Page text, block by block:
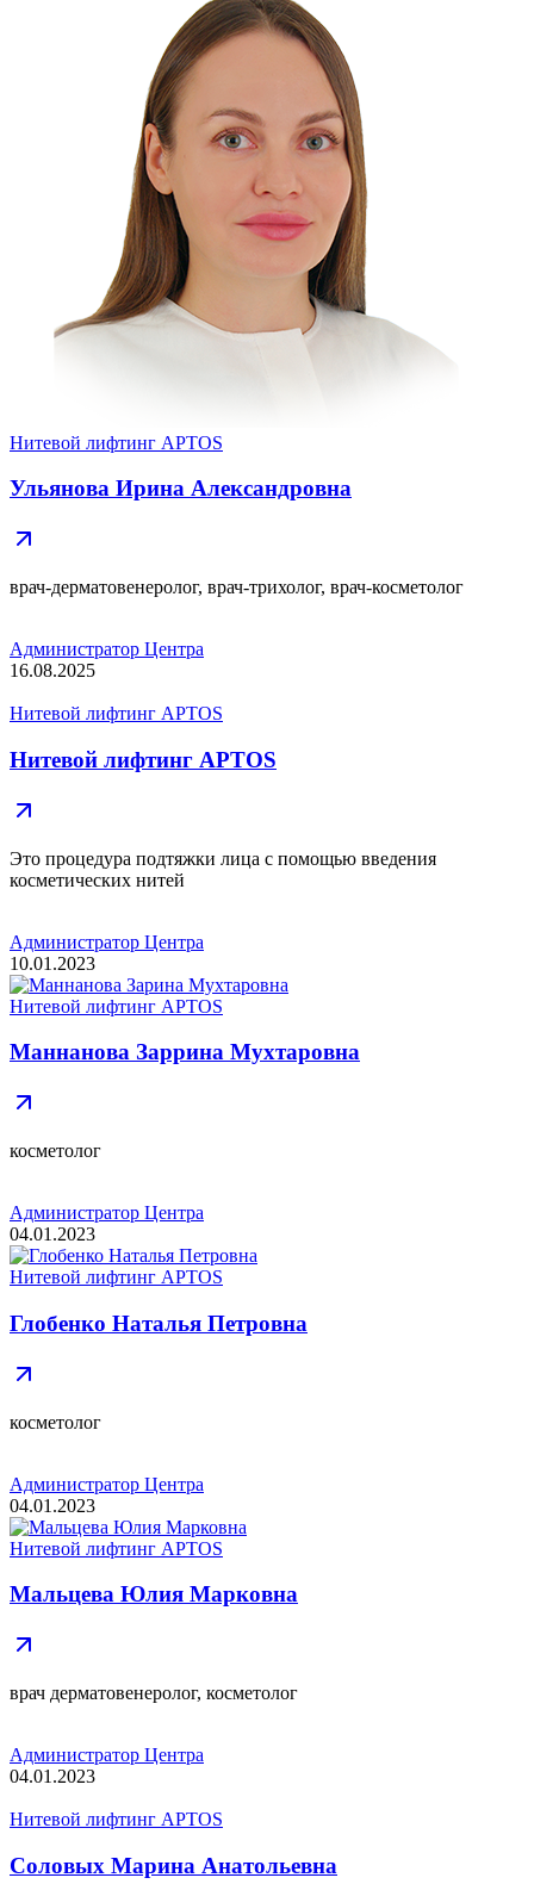
Нитевой лифтинг APTOS
Ульянова Ирина Александровна
врач-дерматовенеролог, врач-трихолог, врач-косметолог
Администратор Центра
16.08.2025
Нитевой лифтинг APTOS
Нитевой лифтинг APTOS
Это процедура подтяжки лица с помощью введения
косметических нитей
Администратор Центра
10.01.2023
Нитевой лифтинг APTOS
Маннанова Заррина Мухтаровна
косметолог
Администратор Центра
04.01.2023
Нитевой лифтинг APTOS
Глобенко Наталья Петровна
косметолог
Администратор Центра
04.01.2023
Нитевой лифтинг APTOS
Мальцева Юлия Марковна
врач дерматовенеролог, косметолог
Администратор Центра
04.01.2023
Нитевой лифтинг APTOS
Соловых Марина Анатольевна